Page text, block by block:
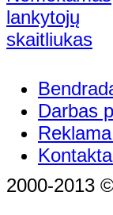
Darbas
2000-2013